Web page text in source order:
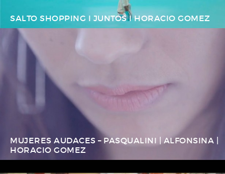
SALTO SHOPPING I JUNTOS I HORACIO GOMEZ
MUJERES AUDACES – PASQUALINI | ALFONSINA |
HORACIO GOMEZ